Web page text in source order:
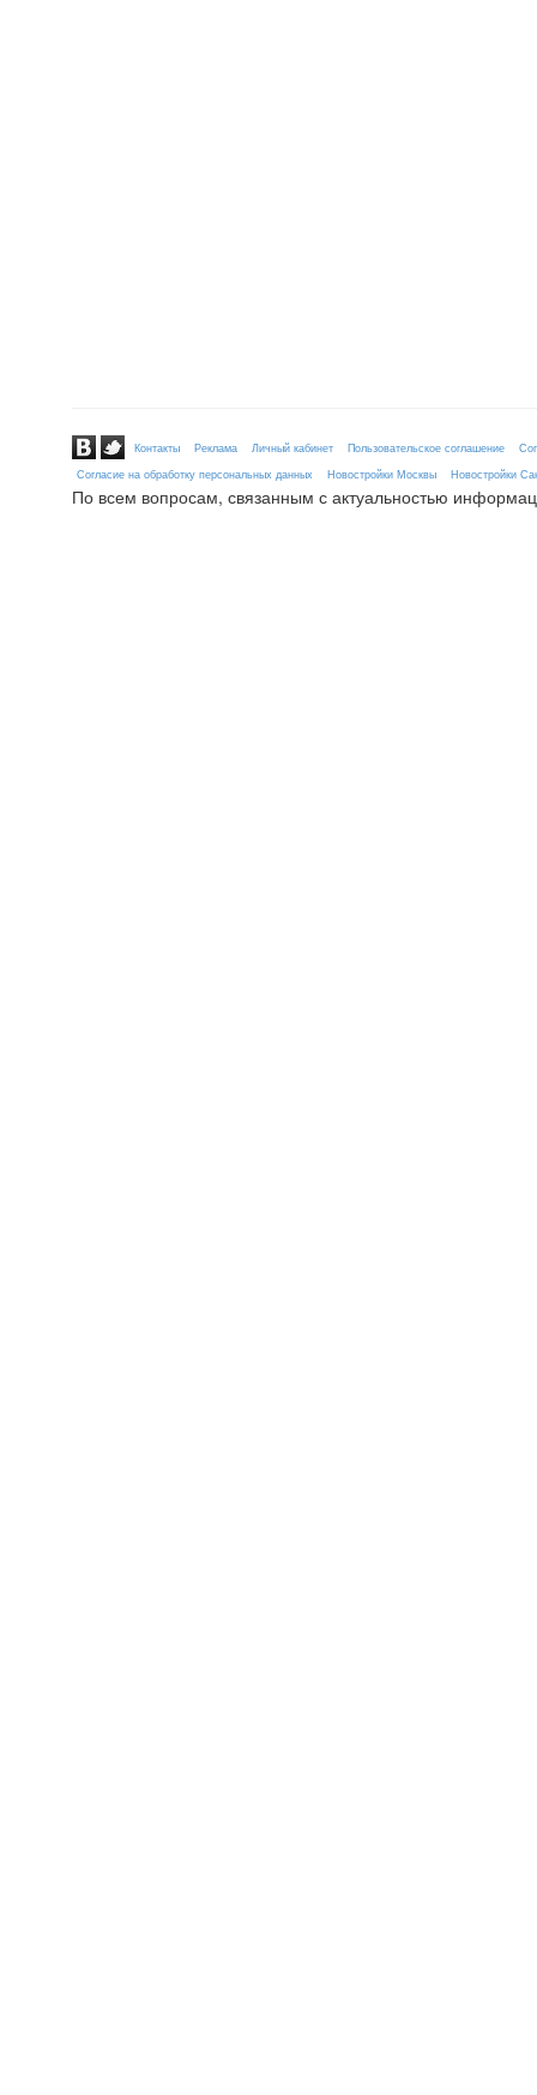
Контакты Реклама Личный кабинет Пользовательское соглашение
Согласие на обработку персональных данных
Новостройки Москвы Новостройки
По всем вопросам, связанным с актуальностью